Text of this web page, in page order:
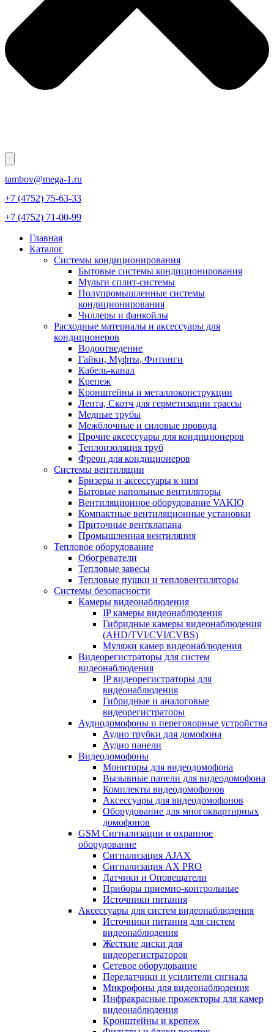
tambov@mega-1.ru
+7 (4752) 75-63-33
+7 (4752) 71-00-99
Главная
Каталог
Системы кондиционирования
Бытовые системы кондиционирования
Мульти сплит-системы
Полупромышленные системы
кондиционирования
Чиллеры и фанкойлы
Расходные материалы и аксессуары для
кондиционеров
Водоотведение
Гайки, Муфты, Фитинги
Кабель-канал
Крепеж
Кронштейны и металлоконструкции
Лента, Скотч для герметизации трассы
Медные трубы
Межблочные и силовые провода
Прочие аксессуары для кондиционеров
Теплоизоляция труб
Фреон для кондиционеров
Системы вентиляции
Бризеры и аксессуары к ним
Бытовые напольные вентиляторы
Вентиляционное оборудование VAKIO
Компактные вентиляционные установки
Приточные вентклапана
Промышленная вентиляция
Тепловое оборудование
Обогреватели
Тепловые завесы
Тепловые пушки и тепловентиляторы
Системы безопасности
Камеры видеонаблюдения
IP камеры видеонаблюдения
Гибридные камеры видеонаблюдения
(AHD/TVI/CVI/CVBS)
Муляжи камер видеонаблюдения
Видеорегистраторы для систем
видеонаблюдения
IP видеорегистраторы для
видеонаблюдения
Гибридные и аналоговые
видеорегистраторы
Аудиодомофоны и переговорные устройства
Аудио трубки для домофона
Аудио панели
Видеодомофоны
Мониторы для видеодомофона
Вызывные панели для видеодомофона
Комплекты видеодомофонов
Аксессуары для видеодомофонов
Оборудование для многоквартирных
домофонов
GSM Сигнализации и охранное
оборудование
Сигнализация AJAX
Сигнализация AX PRO
Датчики и Оповещатели
Приборы приемно-контрольные
Источники питания
Аксессуары для систем видеонаблюдения
Источники питания для систем
видеонаблюдения
Жесткие диски для
видеорегистраторов
Сетевое оборудование
Передатчики и усилители сигнала
Микрофоны для видеонаблюдения
Инфракрасные прожекторы для камер
видеонаблюдения
Кронштейны и крепеж